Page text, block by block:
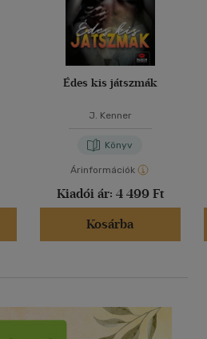
Édes kis játszmák
J. Kenner
Könyv
Árinformációk
Kiadói ár: 4 499 Ft
Kosárba